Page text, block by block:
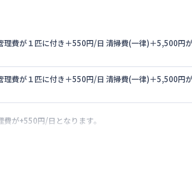
費が１匹に付き＋550円/日 清掃費(一律)＋5,500円
費が１匹に付き＋550円/日 清掃費(一律)＋5,500円
が+550円/日となります。